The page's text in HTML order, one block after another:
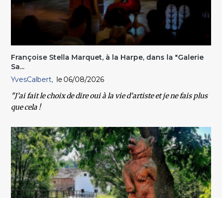
Françoise Stella Marquet, à la Harpe, dans la "Galerie
Sa...
YvesCalbert
06/08/2026
"J’ai fait le choix de dire oui à la vie d’artiste et je ne fais plus
que cela !